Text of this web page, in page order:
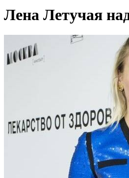
Лена Летучая